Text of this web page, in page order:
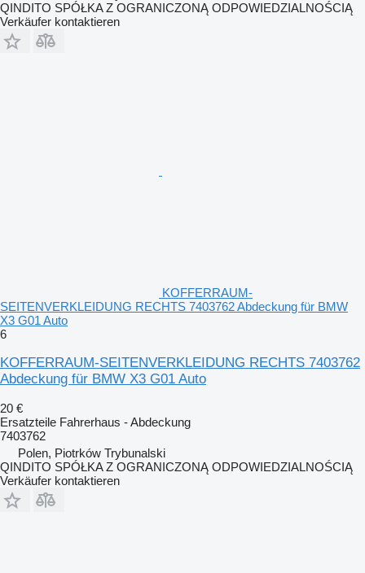
QINDITO SPÓŁKA Z OGRANICZONĄ ODPOWIEDZIALNOŚCIĄ
Verkäufer kontaktieren
KOFFERRAUM-
SEITENVERKLEIDUNG RECHTS 7403762 Abdeckung für BMW
X3 G01 Auto
6
KOFFERRAUM-SEITENVERKLEIDUNG RECHTS 7403762
Abdeckung für BMW X3 G01 Auto
20 €
Ersatzteile Fahrerhaus - Abdeckung
7403762
Polen, Piotrków Trybunalski
QINDITO SPÓŁKA Z OGRANICZONĄ ODPOWIEDZIALNOŚCIĄ
Verkäufer kontaktieren